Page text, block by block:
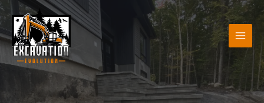
Aller
au
contenu